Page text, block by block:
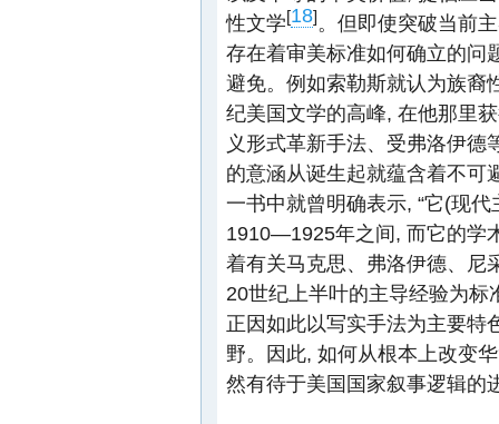
性文学[18]。但即使突破当前
存在着审美标准如何确立的问
避免。例如索勒斯就认为族裔
纪美国文学的高峰, 在他那里
义形式革新手法、受弗洛伊德
的意涵从诞生起就蕴含着不可
一书中就曾明确表示, “它(现
1910—1925年之间, 而它的学
着有关马克思、弗洛伊德、尼
20世纪上半叶的主导经验为
正因如此以写实手法为主要特
野。因此, 如何从根本上改变
然有待于美国国家叙事逻辑的